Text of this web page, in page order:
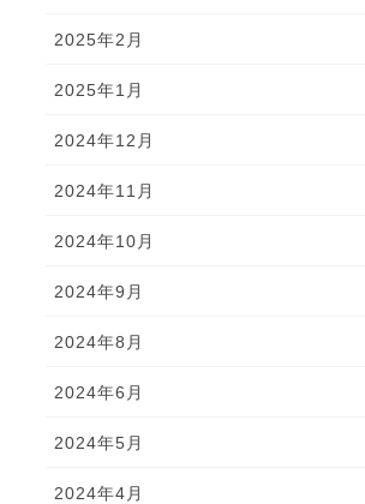
2025年2月
2025年1月
2024年12月
2024年11月
2024年10月
2024年9月
2024年8月
2024年6月
2024年5月
2024年4月